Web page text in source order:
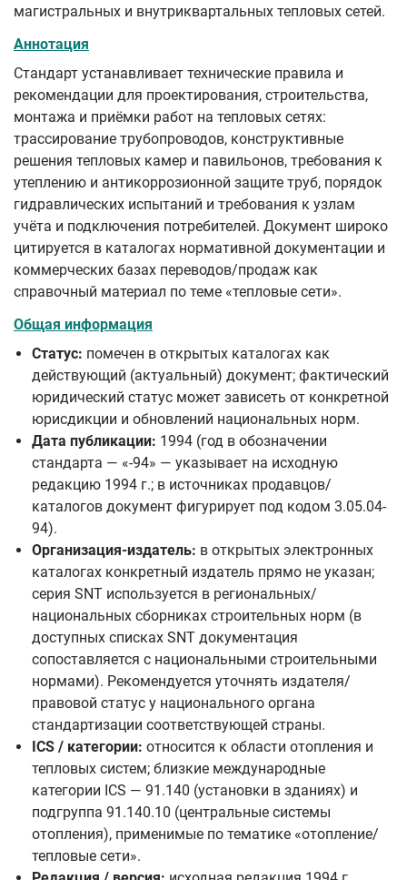
магистральных и внутриквартальных тепловых сетей.
Аннотация
Стандарт устанавливает технические правила и
рекомендации для проектирования, строительства,
монтажа и приёмки работ на тепловых сетях:
трассирование трубопроводов, конструктивные
решения тепловых камер и павильонов, требования к
утеплению и антикоррозионной защите труб, порядок
гидравлических испытаний и требования к узлам
учёта и подключения потребителей. Документ широко
цитируется в каталогах нормативной документации и
коммерческих базах переводов/продаж как
справочный материал по теме «тепловые сети».
Общая информация
Статус: помечен в открытых каталогах как
действующий (актуальный) документ; фактический
юридический статус может зависеть от конкретной
юрисдикции и обновлений национальных норм.
Дата публикации: 1994 (год в обозначении
стандарта — «-94» — указывает на исходную
редакцию 1994 г.; в источниках продавцов/
каталогов документ фигурирует под кодом 3.05.04-
94).
Организация-издатель: в открытых электронных
каталогах конкретный издатель прямо не указан;
серия SNT используется в региональных/
национальных сборниках строительных норм (в
доступных списках SNT документация
сопоставляется с национальными строительными
нормами). Рекомендуется уточнять издателя/
правовой статус у национального органа
стандартизации соответствующей страны.
ICS / категории: относится к области отопления и
тепловых систем; близкие международные
категории ICS — 91.140 (установки в зданиях) и
подгруппа 91.140.10 (центральные системы
отопления), применимые по тематике «отопление/
тепловые сети».